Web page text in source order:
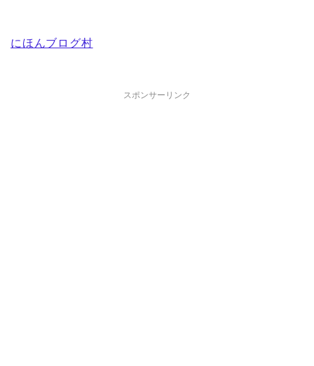
にほんブログ村
スポンサーリンク